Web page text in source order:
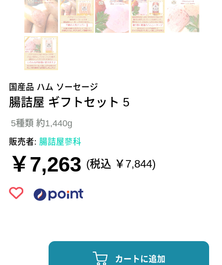
国産品 ハム ソーセージ
腸詰屋 ギフトセット 5
5種類 約1,440g
販売者: 腸詰屋蓼科
￥7,263 (税込 ￥7,844)
カートに追加